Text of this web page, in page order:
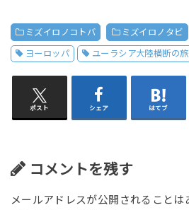
ミズイロノコトバ ミズイロノタビ
ヨーロッパ ユーラシア大陸横断の旅
ポスト シェア はてブ
コメントを残す
メールアドレスが公開されることは